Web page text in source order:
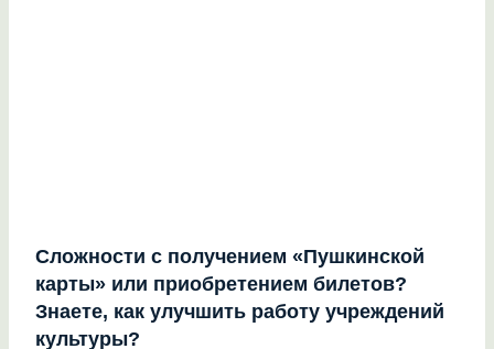
Сложности с получением «Пушкинской
карты» или приобретением билетов?
Знаете, как улучшить работу учреждений
культуры?